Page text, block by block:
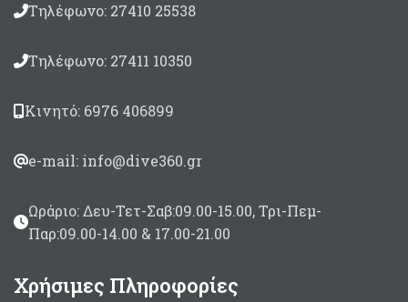
Τηλέφωνο: 27410 25538
Τηλέφωνο: 27411 10350
Κινητό: 6976 406899
e-mail: info@dive360.gr
Ωράριο: Δευ-Τετ-Σαβ:09.00-15.00, Τρι-Πεμ-
Παρ:09.00-14.00 & 17.00-21.00
Χρήσιμες Πληροφορίες